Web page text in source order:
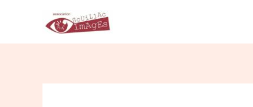
contenu